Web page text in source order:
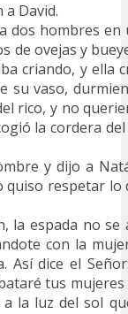
a David.
dos hombres
de ovejas y
criando, y ella
su vaso,
rico, y no
la cordera
y dijo a
quiso respetar
la espada no
con la
Así dice el
tus
la luz del sol